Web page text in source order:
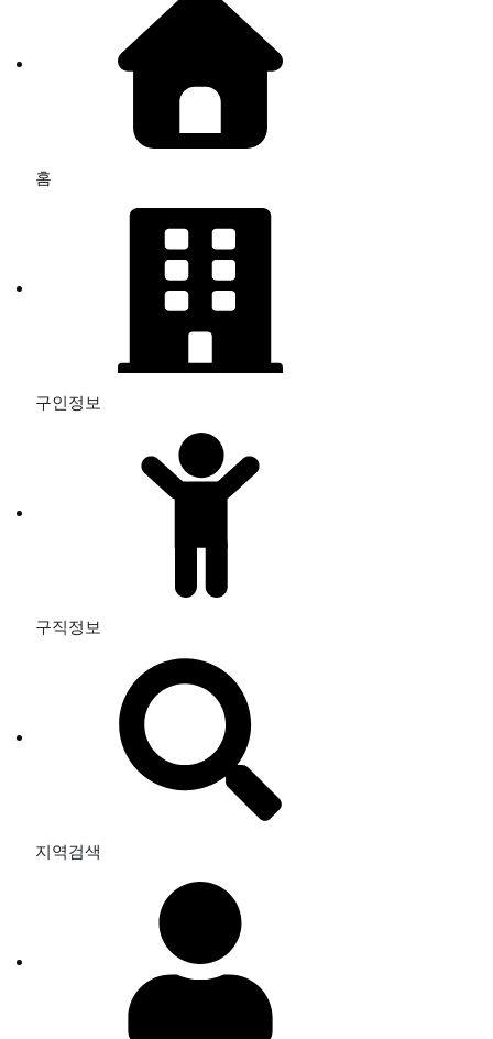
홈
구인정보
구직정보
지역검색